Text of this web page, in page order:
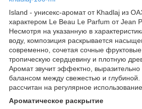
Island - унисекс-аромат от Khadlaj из
характером Le Beau Le Parfum от Jean
Несмотря на указанную в
воду, композиция раскрывается
современно, сочетая сочные
тропическую сердцевину и плотную
Аромат звучит эффектно,
балансом между свежестью и
рассчитан на регулярное использование.
Ароматическое раскрытие